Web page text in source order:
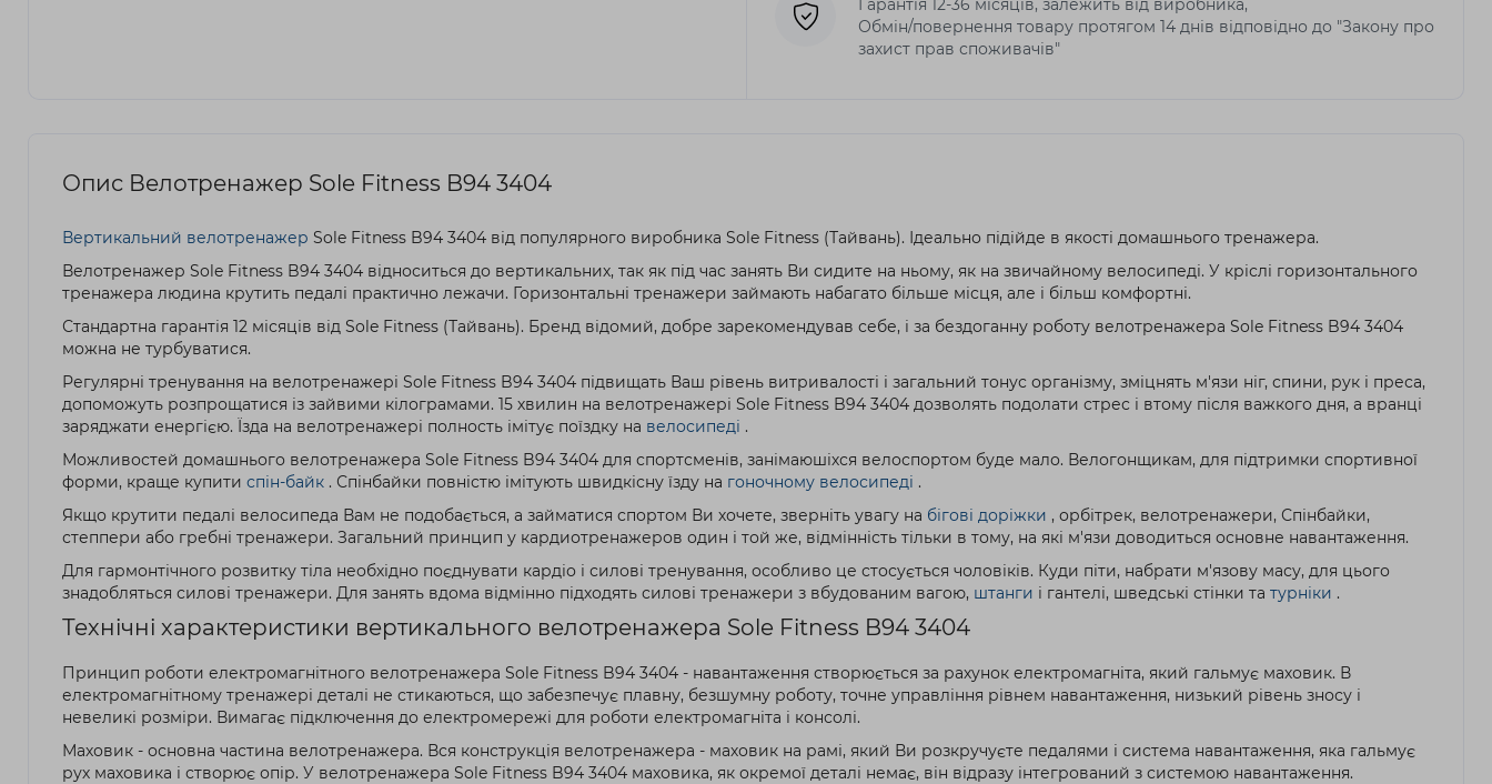
Гарантія 12-36 місяців, залежить від виробника,
Обмін/повернення товару протягом 14 днів відповідно до "Закону про
захист прав споживачів"
Опис Велотренажер Sole Fitness B94 3404
Вертикальний велотренажер Sole Fitness B94 3404 від популярного виробника Sole Fitness (Тайвань). Ідеально підійде в якості домашнього тренажера.
Велотренажер Sole Fitness B94 3404 відноситься до вертикальних, так як під час занять Ви сидите на ньому, як на звичайному велосипеді. У кріслі горизонтального
тренажера людина крутить педалі практично лежачи. Горизонтальні тренажери займають набагато більше місця, але і більш комфортні.
Стандартна гарантія 12 місяців від Sole Fitness (Тайвань). Бренд відомий, добре зарекомендував себе, і за бездоганну роботу велотренажера Sole Fitness B94 3404
можна не турбуватися.
Регулярні тренування на велотренажері Sole Fitness B94 3404 підвищать Ваш рівень витривалості і загальний тонус організму, зміцнять м'язи ніг, спини, рук і преса,
допоможуть розпрощатися із зайвими кілограмами. 15 хвилин на велотренажері Sole Fitness B94 3404 дозволять подолати стрес і втому після важкого дня, а вранці
заряджати енергією. Їзда на велотренажері полность імітує поїздку на велосипеді .
Можливостей домашнього велотренажера Sole Fitness B94 3404 для спортсменів, занімаюшіхся велоспортом буде мало. Велогонщикам, для підтримки спортивної
форми, краще купити спін-байк . Спінбайки повністю імітують швидкісну їзду на гоночному велосипеді .
Якщо крутити педалі велосипеда Вам не подобається, а займатися спортом Ви хочете, зверніть увагу на бігові доріжки , орбітрек, велотренажери, Спінбайки,
степпери або гребні тренажери. Загальний принцип у кардиотренажеров один і той же, відмінність тільки в тому, на які м'язи доводиться основне навантаження.
Для гармонтічного розвитку тіла необхідно поєднувати кардіо і силові тренування, особливо це стосується чоловіків. Куди піти, набрати м'язову масу, для цього
знадобляться силові тренажери. Для занять вдома відмінно підходять силові тренажери з вбудованим вагою, штанги і гантелі, шведські стінки та турніки .
Технічні характеристики вертикального велотренажера Sole Fitness B94 3404
Принцип роботи електромагнітного велотренажера Sole Fitness B94 3404 - навантаження створюється за рахунок електромагніта, який гальмує маховик. В
електромагнітному тренажері деталі не стикаються, що забезпечує плавну, безшумну роботу, точне управління рівнем навантаження, низький рівень зносу і
невеликі розміри. Вимагає підключення до електромережі для роботи електромагніта і консолі.
Маховик - основна частина велотренажера. Вся конструкція велотренажера - маховик на рамі, який Ви розкручуєте педалями і система навантаження, яка гальмує
рух маховика і створює опір. У велотренажера Sole Fitness B94 3404 маховика, як окремої деталі немає, він відразу інтегрований з системою навантаження.